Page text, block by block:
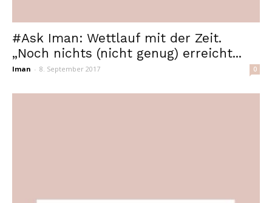
#Ask Iman: Wettlauf mit der Zeit.
„Noch nichts (nicht genug) erreicht...
Iman - 8. September 2017 0